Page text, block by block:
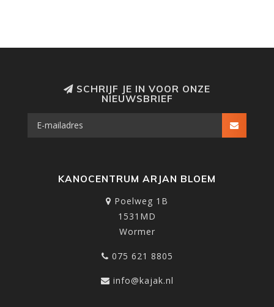
SCHRIJF JE IN VOOR ONZE
NIEUWSBRIEF
KANOCENTRUM ARJAN BLOEM
Poelweg 1B
1531MD
Wormer
075 621 8805
info@kajak.nl